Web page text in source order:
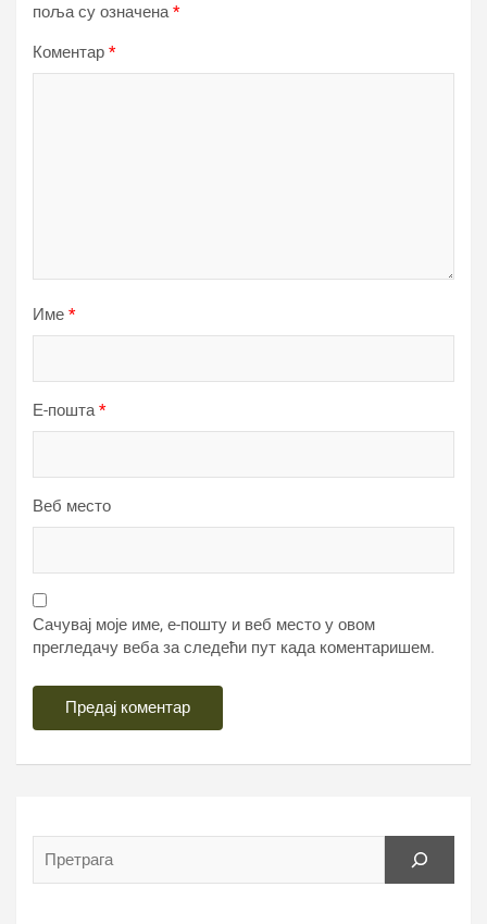
поља су означена*
Коментар *
Име *
Е-пошта*
Веб место
Сачувај моје име, е-пошту и веб место у овом
прегледачу веба за следећи пут када коментаришем.